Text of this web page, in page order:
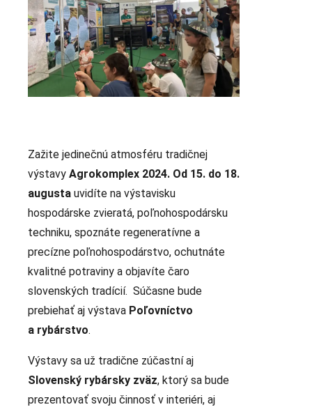
Zažite jedinečnú atmosféru tradičnej
výstavy Agrokomplex 2024. Od 15. do 18.
augusta uvidíte na výstavisku
hospodárske zvieratá, poľnohospodársku
techniku, spoznáte regeneratívne a
precízne poľnohospodárstvo, ochutnáte
kvalitné potraviny a objavíte čaro
slovenských tradícií. Súčasne bude
prebiehať aj výstava Poľovníctvo
a rybárstvo.
Výstavy sa už tradične zúčastní aj
Slovenský rybársky zväz, ktorý sa bude
prezentovať svoju činnosť v interiéri, aj